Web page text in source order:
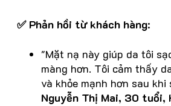
✅ Phản hồi từ khách hàng:
"Mặt nạ này giúp da tôi
màng hơn. Tôi cảm thấy
và khỏe mạnh hơn sau khi
Nguyễn Thị Mai, 30 tuổi,